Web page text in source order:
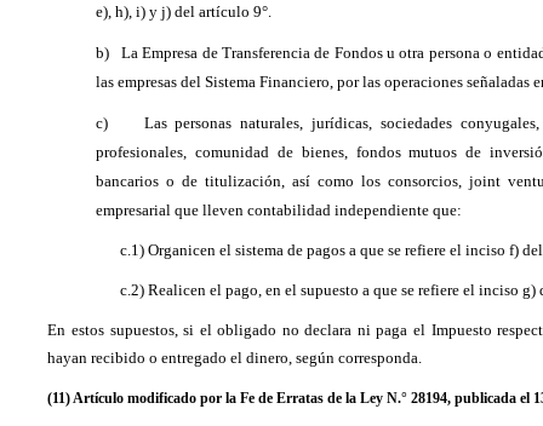
e), h), i) y j) del artículo 9°.
b)
La Empresa de Transferencia de Fondos u otra persona o
las empresas del Sistema Financiero, por las operaciones
c)
Las personas naturales, jurídicas, sociedades
profesionales, comunidad de bienes, fondos mutuos de
bancarios o de titulización, así como los consorcios, joint
empresarial que lleven contabilidad independiente que:
c.1) Organicen el sistema de pagos a que se refiere el inciso f)
c.2) Realicen el pago, en el supuesto a que se refiere el inciso
En estos supuestos, si el obligado no declara ni paga el Impuesto
hayan recibido o entregado el dinero, según corresponda.
(11) Artículo modificado por la Fe de Erratas de la Ley N.° 28194, publicada el